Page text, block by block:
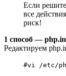
Если
все
риск!
1 способ —
Редактируем
#vi /etc/